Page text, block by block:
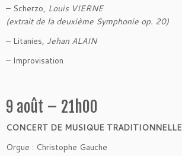
– Scherzo, Louis VIERNE
(extrait de la deuxième Symphonie op. 20)
– Litanies, Jehan ALAIN
– Improvisation
9 août – 21h00
CONCERT DE MUSIQUE TRADITIONNELLE
Orgue : Christophe Gauche